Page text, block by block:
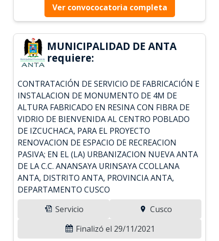
Ver convococatoria completa
MUNICIPALIDAD DE ANTA
requiere:
CONTRATACIÓN DE SERVICIO DE FABRICACIÓN E
INSTALACION DE MONUMENTO DE 4M DE
ALTURA FABRICADO EN RESINA CON FIBRA DE
VIDRIO DE BIENVENIDA AL CENTRO POBLADO
DE IZCUCHACA, PARA EL PROYECTO
RENOVACION DE ESPACIO DE RECREACION
PASIVA; EN EL (LA) URBANIZACION NUEVA ANTA
DE LA C.C. ANANSAYA URINSAYA CCOLLANA
ANTA, DISTRITO ANTA, PROVINCIA ANTA,
DEPARTAMENTO CUSCO
Servicio
Cusco
Finalizó el 29/11/2021